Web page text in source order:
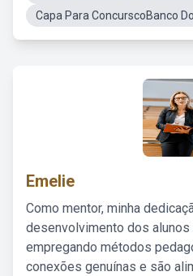
Capa Para ConcurscoBanco
Emelie
Como mentor, minha
desenvolvimento dos alunos
empregando métodos
conexões genuínas e são